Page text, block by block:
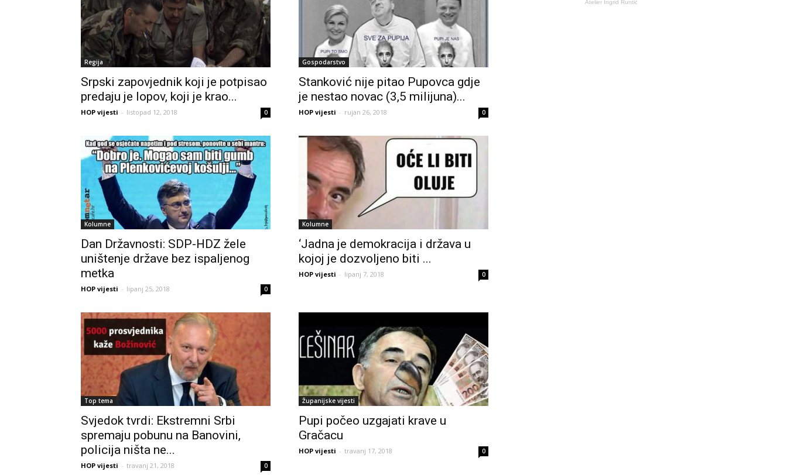
Regija
Srpski zapovjednik koji je potpisao
predaju je lopov, koji je krao...
HOP vijesti - listopad 12, 2018 0
Gospodarstvo
Stanković nije pitao Pupovca gdje
je nestao novac (3,5 milijuna)...
HOP vijesti - rujan 26, 2018 0
Kolumne
Dan Državnosti: SDP-HDZ žele
uništenje države bez ispaljenog
metka
HOP vijesti - lipanj 25, 2018 0
Kolumne
‘Jadna je demokracija i država u
kojoj je dozvoljeno biti ...
HOP vijesti - lipanj 7, 2018 0
Top tema
Svjedok tvrdi: Ekstremni Srbi
spremaju pobunu na Banovini,
policija ništa ne...
HOP vijesti - travanj 21, 2018 0
Županijske vijesti
Pupi počeo uzgajati krave u
Gračacu
HOP vijesti - travanj 17, 2018 0
Atelier Ingrid Runtić